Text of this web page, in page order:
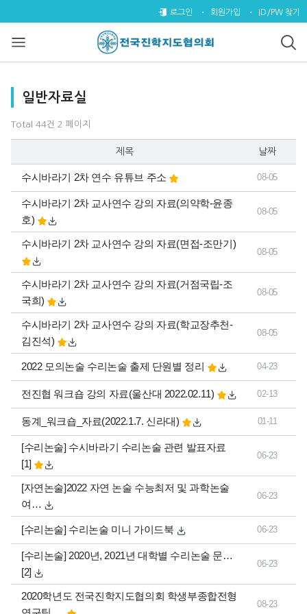
일반자료실 2 페이지
로그인 회원가입 ID/PW 찾기
일반자료실
Total 44건 2 페이지
제목 날짜
수시바라기 2차 연수 유튜브 주소 08-05
수시바라기 2차 교사연수 강의 자료(의약학-윤종
호)
08-05
수시바라기 2차 교사연수 강의 자료(면접-조만기)
08-05
수시바라기 2차 교사연수 강의 자료(거점국립-조
국희)
08-05
수시바라기 2차 교사연수 강의 자료(학교장추천-
김진석)
08-05
2022 모의논술 수리논술 출제 단원별 정리 04-23
전진협 워크숍 강의 자료(울산대 2022.02.11) 02-13
동계_워크숍_자료(2022.1.7. 신라대) 01-11
[수리논술] 수시바라기 수리논술 관련 발표자료
[1]개
06-23
[자연논술]2022 자연 논술 수능최저 및 과학논술
여…
06-23
[수리논술] 수리논술 미니 가이드북 06-23
[수리논술] 2020년, 2021년 대학별 수리논술 문…
[2]개
06-23
2020학년도 전국진학지도협의회 학생부종합전형
08-23